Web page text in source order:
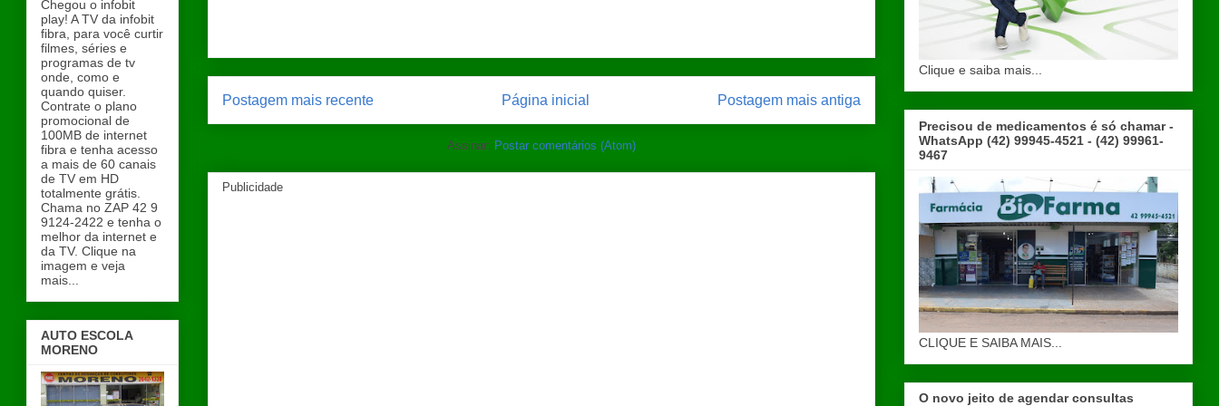
Postagem mais recente Postagem mais antiga
Página inicial
Assinar: Postar comentários (Atom)
Publicidade
Chegou o infobit
play! A TV da infobit
fibra, para você curtir
filmes, séries e
programas de tv
onde, como e
quando quiser.
Contrate o plano
promocional de
100MB de internet
fibra e tenha acesso
a mais de 60 canais
de TV em HD
totalmente grátis.
Chama no ZAP 42 9
9124-2422 e tenha o
melhor da internet e
da TV. Clique na
imagem e veja
mais...
AUTO ESCOLA
MORENO
Clique e saiba mais...
Precisou de medicamentos é só chamar -
WhatsApp (42) 99945-4521 - (42) 99961-
9467
CLIQUE E SAIBA MAIS...
O novo jeito de agendar consultas